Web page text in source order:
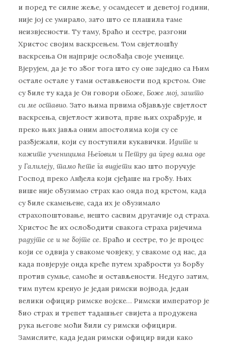
и поред те силне жеље, у осамдесет и деветој години,
није јој се умирало, зато што се плашила таме
неизвјесности. Ту таму, браћо и сестре, разгони
Христос својим васкрсењем. Том свјетлошћу
васкрсења Он најприје ослобађа своје ученице.
Вјерујем, да је то због тога што су оне заједно са Њим
остале остале у тами остављености под крстом. Оне
су биле ту када је Он говори оБоже, Боже мој, зашто
си ме оставио. Зато њима првима објављује свјетлост
васкрсења, свјетлост живота, прве њих охрабрује, и
преко њих јавља оним апостолима који су се
разбјежали, који су поступили кукавички. Идите и
кажите ученицима Његовим и Петру да пред вама оде
у Галилеју, тамо ћете га видјети као што поручује
Господ преко Анђела који сјеђаше на гробу. Њих
више није обузимао страх као онда под крстом, када
су биле скамењене, сада их је обузимало
страхопоштовање, нешто сасвим другачије од страха.
Христос ће их ослободити свакога страха ријечима
радујте се и не бојте се. Браћо и сестре, то је процес
који се одвија у свакоме човјеку, у свакоме од нас, да
када повјерује онда креће путем храбрости уз борбу
против сумње, самоће и остављености. Недуго затим,
тим путем кренуо је један римски војвода, један
велики официр римске војске… Римски император је
био страх и трепет тадашњег свијета а продужена
рука његове моћи били су римски официри.
Замислите, када један римски официр види како